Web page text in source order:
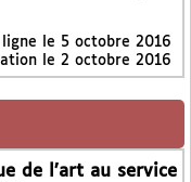
le 5 octobre 2016
le 2 octobre 2016
de l’art au service